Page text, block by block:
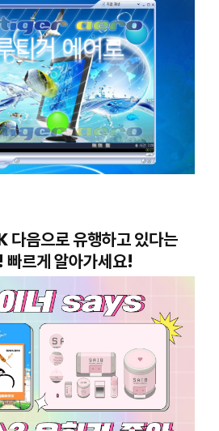
다음으로 유행하고 있다는
빠르게 알아가세요!